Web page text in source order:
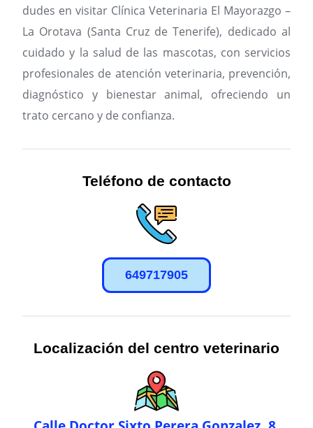
dudes en visitar Clínica Veterinaria El Mayorazgo –
La Orotava (Santa Cruz de Tenerife), dedicado al
cuidado y la salud de las mascotas, con servicios
profesionales de atención veterinaria, prevención,
diagnóstico y bienestar animal, ofreciendo un
trato cercano y de confianza.
Teléfono de contacto
649717905
Localización del centro veterinario